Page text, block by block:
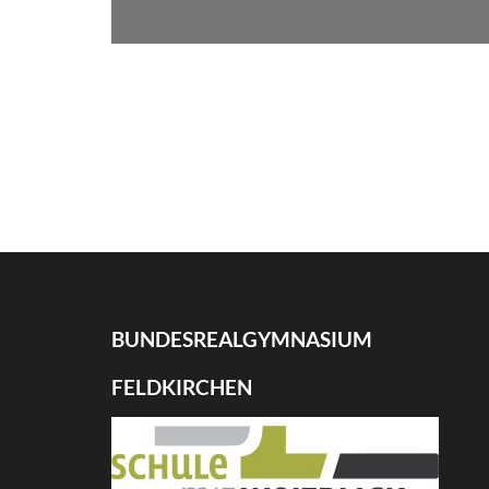
BUNDESREALGYMNASIUM
FELDKIRCHEN